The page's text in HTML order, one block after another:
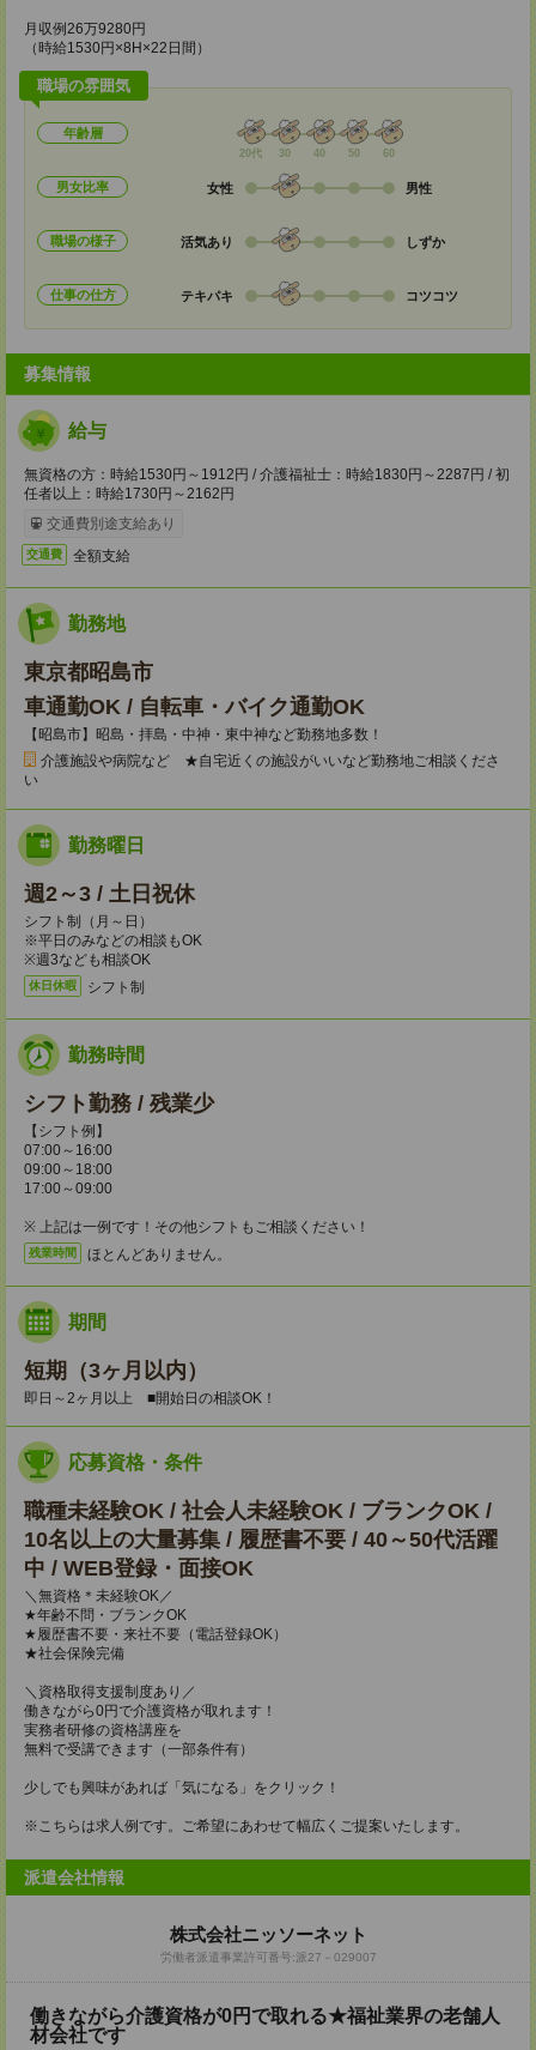
月収例26万9280円
（時給1530円×8H×22日間）
職場の雰囲気
年齢層
20代 30 40 50 60
男女比率 女性 男性
職場の様子 活気あり しずか
仕事の仕方 テキパキ コツコツ
募集情報
給与
無資格の方：時給1530円～1912円 / 介護福祉士：時給1830円～2287円 / 初
任者以上：時給1730円～2162円
交通費別途支給あり
交通費 全額支給
勤務地
東京都昭島市
車通勤OK / 自転車・バイク通勤OK
【昭島市】昭島・拝島・中神・東中神など勤務地多数！
介護施設や病院など ★自宅近くの施設がいいなど勤務地ご相談くださ
い
勤務曜日
週2～3 / 土日祝休
シフト制（月～日）
※平日のみなどの相談もOK
※週3なども相談OK
休日休暇 シフト制
勤務時間
シフト勤務 / 残業少
【シフト例】
07:00～16:00
09:00～18:00
17:00～09:00
※ 上記は一例です！その他シフトもご相談ください！
残業時間 ほとんどありません。
期間
短期（3ヶ月以内）
即日～2ヶ月以上 ■開始日の相談OK！
応募資格・条件
職種未経験OK / 社会人未経験OK / ブランクOK /
10名以上の大量募集 / 履歴書不要 / 40～50代活躍
中 / WEB登録・面接OK
＼無資格＊未経験OK／
★年齢不問・ブランクOK
★履歴書不要・来社不要（電話登録OK）
★社会保険完備
＼資格取得支援制度あり／
働きながら0円で介護資格が取れます！
実務者研修の資格講座を
無料で受講できます（一部条件有）
少しでも興味があれば「気になる」をクリック！
※こちらは求人例です。ご希望にあわせて幅広くご提案いたします。
派遣会社情報
株式会社ニッソーネット
労働者派遣事業許可番号:派27－029007
働きながら介護資格が0円で取れる★福祉業界の老舗人
材会社です